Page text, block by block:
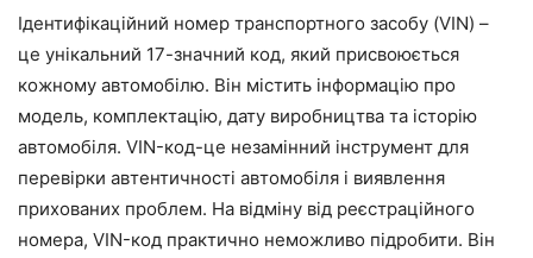
Ідентифікаційний номер транспортного засобу (VIN) –
це унікальний 17-значний код, який присвоюється
кожному автомобілю. Він містить інформацію про
модель, комплектацію, дату виробництва та історію
автомобіля. VIN-код-це незамінний інструмент для
перевірки автентичності автомобіля і виявлення
прихованих проблем. На відміну від реєстраційного
номера, VIN-код практично неможливо підробити. Він